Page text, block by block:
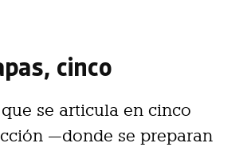
cinco
se articula en cinco
—donde se preparan